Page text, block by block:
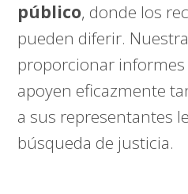
público, donde los
pueden diferir.
proporcionar
apoyen eficazmente
a sus representantes
búsqueda de justicia.